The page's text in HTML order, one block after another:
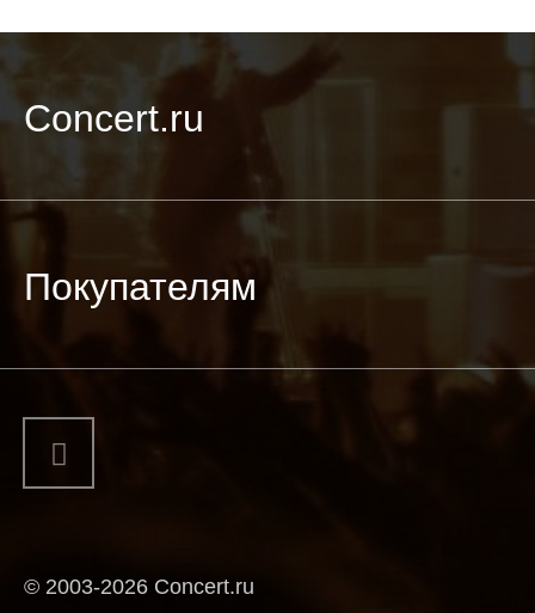
Concert.ru
Покупателям
© 2003-2026 Concert.ru